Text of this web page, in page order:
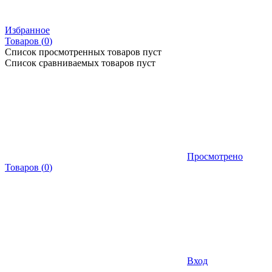
Избранное
Товаров (0)
Список просмотренных товаров пуст
Список сравниваемых товаров пуст
Просмотрено
Товаров (0)
Вход